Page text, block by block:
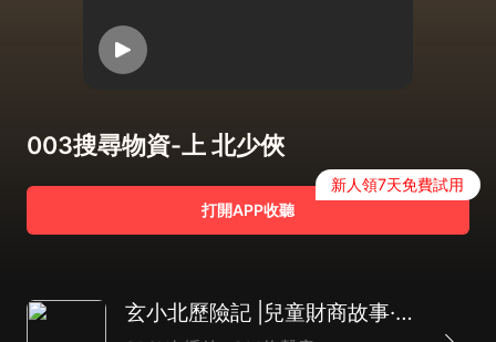
003搜尋物資-上 北少俠
打開APP收聽
新人領7天免費試用
玄小北歷險記 |兒童財商故事·北少俠MC